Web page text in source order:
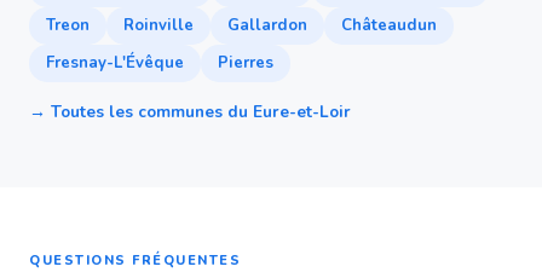
Treon
Roinville Gallardon
Châteaudun
Fresnay-L'Évêque
Pierres
→ Toutes les communes du Eure-et-Loir
QUESTIONS FRÉQUENTES